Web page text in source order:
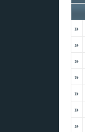
»
»
»
»
»
»
»